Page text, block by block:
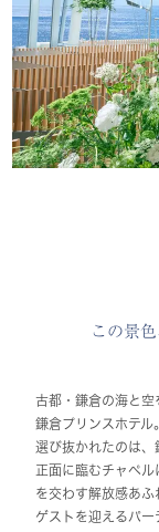
この景
古都・鎌倉の海と空
鎌倉プリンスホテル
選び抜かれたのは、
正面に臨むチャペ
を交わす解放感あふ
ゲストを迎えるパ